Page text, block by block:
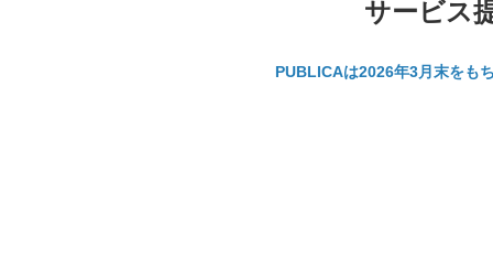
サービス
PUBLICAは2026年3月末をも